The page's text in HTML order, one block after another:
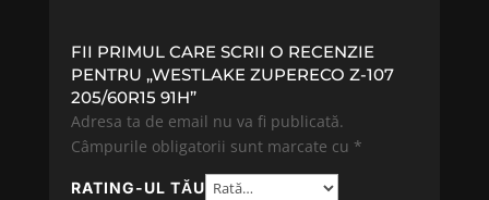
FII PRIMUL CARE SCRII O RECENZIE
PENTRU „WESTLAKE ZUPERECO Z-107
205/60R15 91H”
Adresa ta de email nu va fi publicată.
Câmpurile obligatorii sunt marcate cu *
RATING-UL TĂU